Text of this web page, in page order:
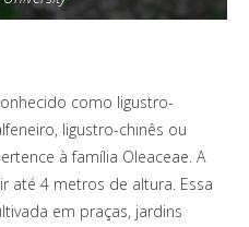
como ligustro-
ligustro-chinês ou
à família Oleaceae. A
até 4 metros de altura. Essa
em praças, jardins